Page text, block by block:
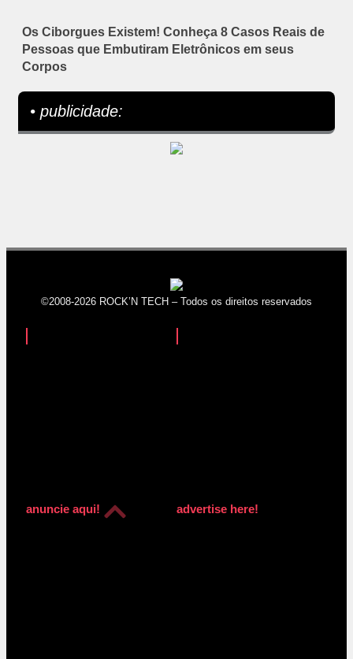
Os Ciborgues Existem! Conheça 8 Casos Reais de
Pessoas que Embutiram Eletrônicos em seus
Corpos
• publicidade:
©2008-2026 ROCK’N TECH – Todos os direitos reservados
anuncie aqui! advertise here!